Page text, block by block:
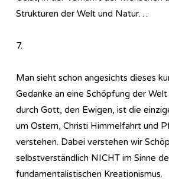
Strukturen der Welt und Natur…
7.
Man sieht schon angesichts dieses
Gedanke an eine Schöpfung der
durch Gott, den Ewigen, ist die
um Ostern, Christi Himmelfahrt und
verstehen. Dabei verstehen wir
selbstverständlich NICHT im Sinne
fundamentalistischen Kreationismus.